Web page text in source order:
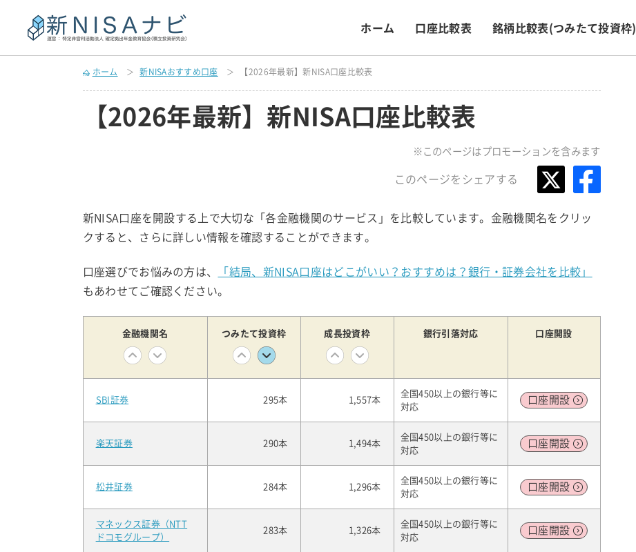
ホーム 口座比較表 銘柄比較表(つみたて投資枠)
ホーム 新NISAおすすめ口座 【2026年最新】新NISA口座比較表
【2026年最新】新NISA口座比較表
※このページはプロモーションを含みます
このページをシェアする
新NISA口座を開設する上で大切な「各金融機関のサービス」を比較しています。金融機関名をクリッ
クすると、さらに詳しい情報を確認することができます。
口座選びでお悩みの方は、
「結局、新NISA口座はどこがいい？おすすめは？銀行・証券会社を比較」
もあわせてご確認ください。
金融機関名 つみたて投資枠 成長投資枠 銀行引落対応 口座開設
SBI証券 295本 1,557本
全国450以上の銀行等に
対応
口座 開設
楽天証券 290本 1,494本
全国450以上の銀行等に
対応
口座 開設
松井証券 284本 1,296本
全国450以上の銀行等に
対応
口座 開設
マネックス証券（NTT
ドコモグループ）
283本 1,326本
全国450以上の銀行等に
対応
口座 開設